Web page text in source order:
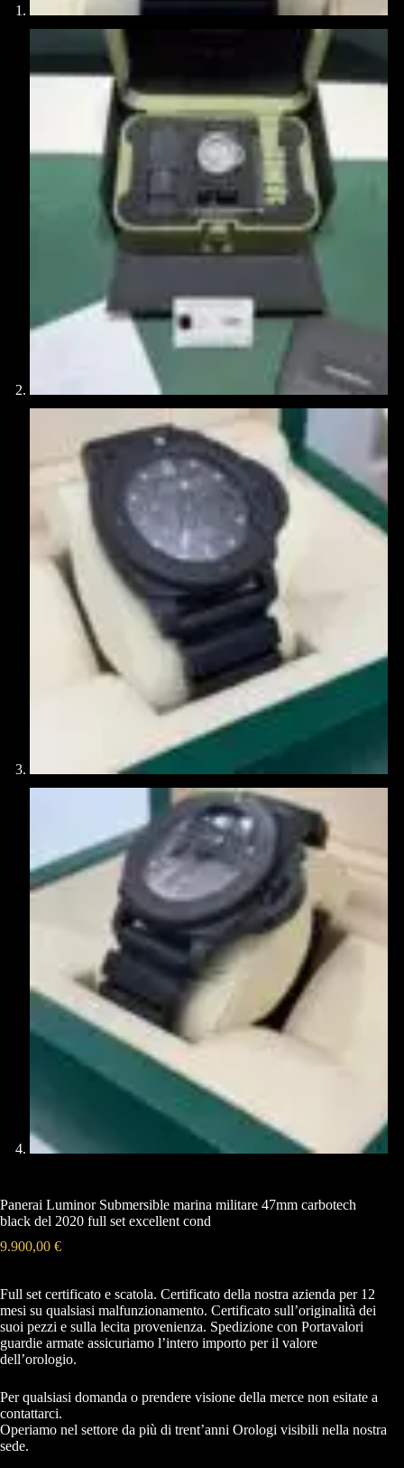
Panerai Luminor Submersible marina militare 47mm carbotech
black del 2020 full set excellent cond
9.900,00 €
Full set certificato e scatola. Certificato della nostra azienda per 12
mesi su qualsiasi malfunzionamento. Certificato sull’originalità dei
suoi pezzi e sulla lecita provenienza. Spedizione con Portavalori
guardie armate assicuriamo l’intero importo per il valore
dell’orologio.
Per qualsiasi domanda o prendere visione della merce non esitate a
contattarci.
Operiamo nel settore da più di trent’anni Orologi visibili nella nostra
sede.